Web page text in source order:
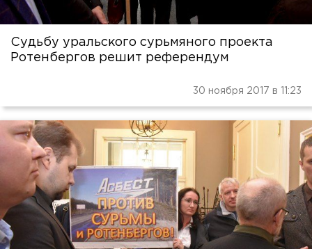
Судьбу уральского сурьмяного проекта
Ротенбергов решит референдум
30 ноября 2017 в 11:23